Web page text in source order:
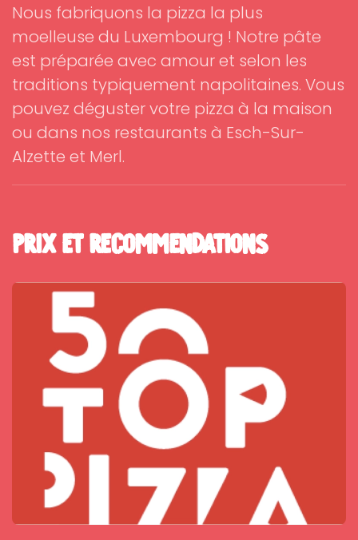
Nous fabriquons la pizza la plus
moelleuse du Luxembourg ! Notre pâte
est préparée avec amour et selon les
traditions typiquement napolitaines. Vous
pouvez déguster votre pizza à la maison
ou dans nos restaurants à Esch-Sur-
Alzette et Merl.
Prix et Recommendations